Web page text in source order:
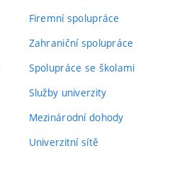
Firemní spolupráce
Zahraniční spolupráce
Spolupráce se školami
Služby univerzity
Mezinárodní dohody
Univerzitní sítě